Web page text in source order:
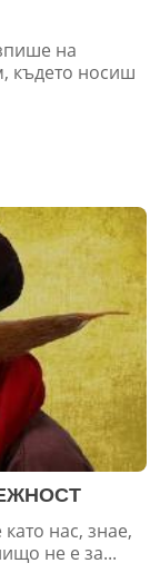
на
където носиш
нас, знае,
не е за...